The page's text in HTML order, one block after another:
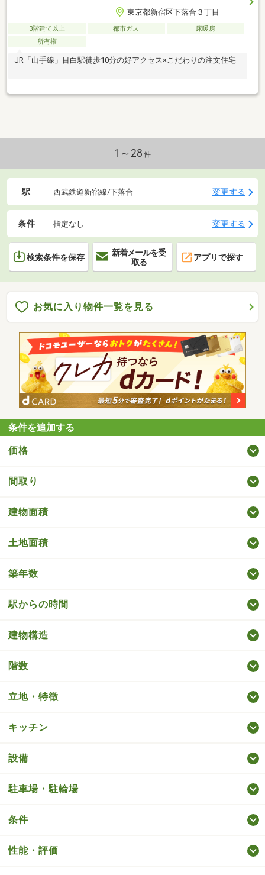
東京都新宿区下落合３丁目
3階建て以上 都市ガス
床暖房
所有権
JR「山手線」目白駅徒歩10分の好アクセス×こだわりの注文住宅
1～28 件
駅 西武鉄道新宿線/下落合 変更する
条件 指定なし 変更する
検索条件を保存
新着メールを受
取る
アプリで探す
お気に入り物件一覧を見る
条件を追加する
価格
間取り
建物面積
土地面積
築年数
駅からの時間
建物構造
階数
立地・特徴
キッチン
設備
駐車場・駐輪場
条件
性能・評価